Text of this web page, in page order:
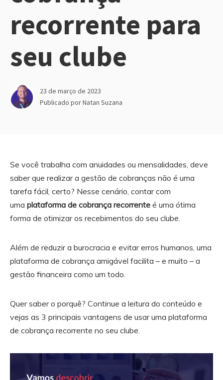
recorrente para
seu clube
23 de março de 2023
Publicado porNatan Suzana
Se você trabalha com anuidades ou mensalidades, deve
saber que realizar a gestão de cobranças não é uma
tarefa fácil, certo? Nesse cenário, contar com
uma plataforma de cobrança recorrente é uma ótima
forma de otimizar os recebimentos do seu clube.
Além de reduzir a burocracia e evitar erros humanos, uma
plataforma de cobrança amigável facilita – e muito – a
gestão financeira como um todo.
Quer saber o porquê? Continue a leitura do conteúdo e
vejas as 3 principais vantagens de usar uma plataforma
de cobrança recorrente no seu clube.